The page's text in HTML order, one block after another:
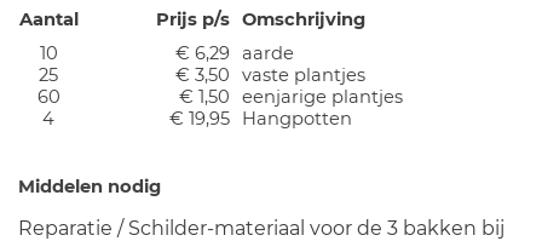
Aantal
Prijs p/s Omschrijving
10
€ 6,29 aarde
25
€ 3,50
vaste plantjes
60
€ 1,50
eenjarige plantjes
4
€ 19,95 Hangpotten
Middelen nodig
Reparatie / Schilder-materiaal voor de 3 bakken bij